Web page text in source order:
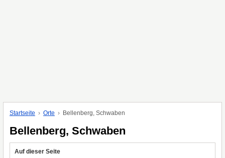
Startseite Orte Bellenberg, Schwaben
Bellenberg, Schwaben
Auf dieser Seite